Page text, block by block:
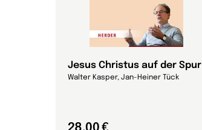
Jesus Christus auf der Spur
Walter Kasper, Jan-Heiner Tück